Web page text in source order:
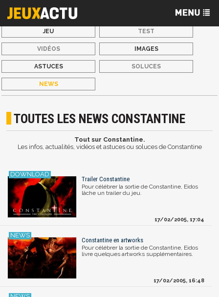
JEU TEST
VIDÉOS IMAGES
ASTUCES SOLUCES
NEWS
TOUTES LES NEWS CONSTANTINE
Tout sur Constantine.
Les infos, actualités, vidéos et astuces ou soluces de Constantine
Trailer Constantine
Pour célébrer la sortie de Constantine, Eidos
lâche un trailer du jeu.
17/02/2005, 17:04
Constantine en artworks
Pour célébrer la sortie de Constantine, Eidos
livre quelques artworks supplémentaires.
17/02/2005, 16:48